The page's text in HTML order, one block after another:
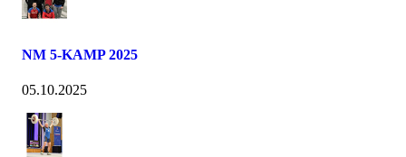
NM 5-KAMP 2025
05.10.2025